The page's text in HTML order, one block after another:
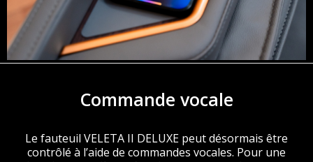
Commande vocale
Le fauteuil VELETA II DELUXE peut désormais être
contrôlé à l’aide de commandes vocales. Pour une